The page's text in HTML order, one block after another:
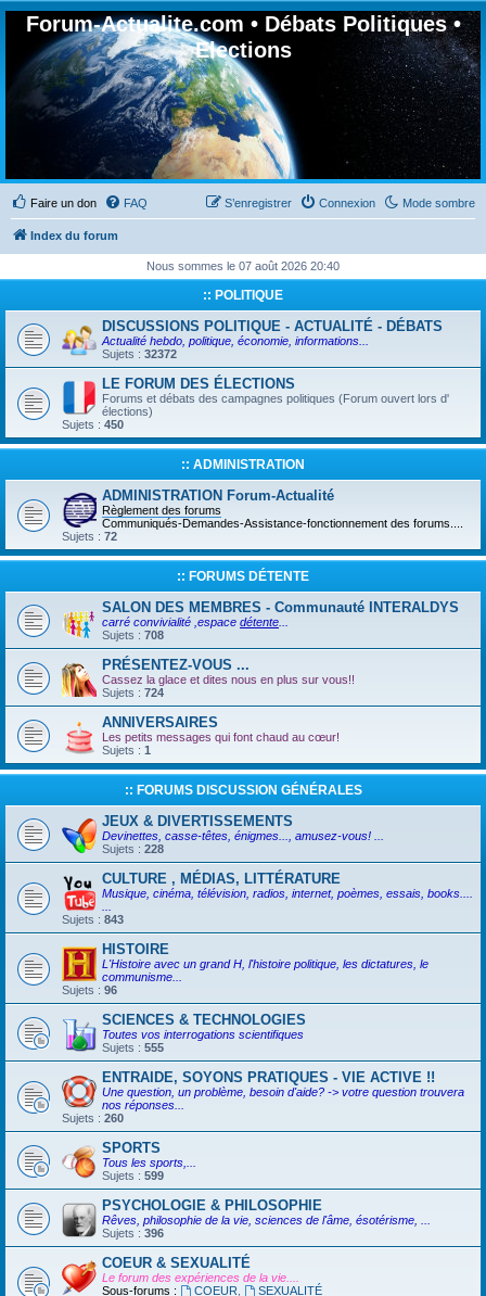
Forum-Actualite.com • Débats Politiques •
Elections
Faire un don Mode sombre
FAQ Connexion
S’enregistrer
Index du forum
Nous sommes le 07 août 2026 20:40
:: POLITIQUE
DISCUSSIONS POLITIQUE - ACTUALITÉ - DÉBATS
Actualité hebdo, politique, économie, informations...
Sujets : 32372
LE FORUM DES ÉLECTIONS
Forums et débats des campagnes politiques (Forum ouvert lors d'
élections)
Sujets : 450
:: ADMINISTRATION
ADMINISTRATION Forum-Actualité
Règlement des forums
Communiqués-Demandes-Assistance-fonctionnement des forums....
Sujets : 72
:: FORUMS DÉTENTE
SALON DES MEMBRES - Communauté INTERALDYS
carré convivialité ,espace détente
Sujets : 708
PRÉSENTEZ-VOUS ...
Cassez la glace et dites nous en plus sur vous!!
Sujets : 724
ANNIVERSAIRES
Les petits messages qui font chaud au cœur!
Sujets : 1
:: FORUMS DISCUSSION GÉNÉRALES
JEUX & DIVERTISSEMENTS
Devinettes, casse-têtes, énigmes..., amusez-vous! ...
Sujets : 228
CULTURE , MÉDIAS, LITTÉRATURE
Musique, cinéma, télévision, radios, internet, poèmes, essais, books....
Sujets : 843
HISTOIRE
L'Histoire avec un grand H, l'histoire politique, les dictatures, le
communisme...
Sujets : 96
SCIENCES & TECHNOLOGIES
Toutes vos interrogations scientifiques
Sujets : 555
ENTRAIDE, SOYONS PRATIQUES - VIE ACTIVE !!
Une question, un problème, besoin d'aide? -> votre question trouvera
nos réponses...
Sujets : 260
SPORTS
Tous les sports,...
Sujets : 599
PSYCHOLOGIE & PHILOSOPHIE
Rêves, philosophie de la vie, sciences de l'âme, ésotérisme, ...
Sujets : 396
COEUR & SEXUALITÉ
Le forum des expériences de la vie....
Sous-forums :
COEUR
SEXUALITÉ